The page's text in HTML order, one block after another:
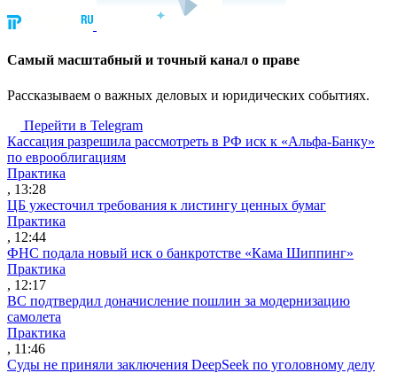
Cамый масштабный и точный канал о праве
Рассказываем о важных деловых и юридических событиях.
Перейти в Telegram
Кассация разрешила рассмотреть в РФ иск к «Альфа-Банку»
по еврооблигациям
Практика
, 13:28
ЦБ ужесточил требования к листингу ценных бумаг
Практика
, 12:44
ФНС подала новый иск о банкротстве «Кама Шиппинг»
Практика
, 12:17
ВС подтвердил доначисление пошлин за модернизацию
самолета
Практика
, 11:46
Суды не приняли заключения DeepSeek по уголовному делу